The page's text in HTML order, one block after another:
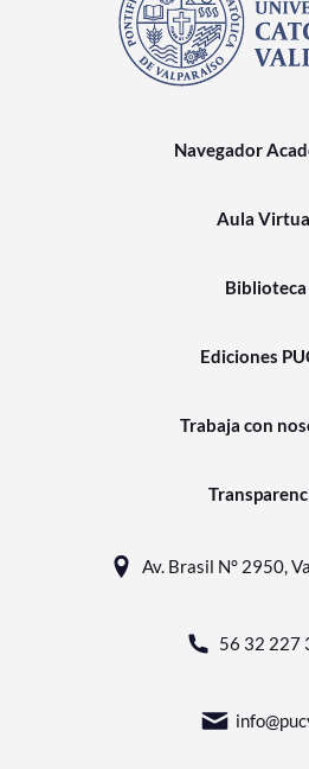
Navegador
Aula
Biblioteca
Ediciones
Trabaja con
Av. Brasil N° 2950,
56 32 227